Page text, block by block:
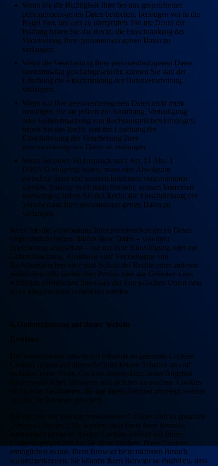
Wenn Sie die Richtigkeit Ihrer bei uns gespeicherten
personenbezogenen Daten bestreiten, benötigen wir in der
Regel Zeit, um dies zu überprüfen. Für die Dauer der
Prüfung haben Sie das Recht, die Einschränkung der
Verarbeitung Ihrer personenbezogenen Daten zu
verlangen.
Wenn die Verarbeitung Ihrer personenbezogenen Daten
unrechtmäßig geschah/geschieht, können Sie statt der
Löschung die Einschränkung der Datenverarbeitung
verlangen.
Wenn wir Ihre personenbezogenen Daten nicht mehr
benötigen, Sie sie jedoch zur Ausübung, Verteidigung
oder Geltendmachung von Rechtsansprüchen benötigen,
haben Sie das Recht, statt der Löschung die
Einschränkung der Verarbeitung Ihrer
personenbezogenen Daten zu verlangen.
Wenn Sie einen Widerspruch nach Art. 21 Abs. 1
DSGVO eingelegt haben, muss eine Abwägung
zwischen Ihren und unseren Interessen vorgenommen
werden. Solange noch nicht feststeht, wessen Interessen
überwiegen, haben Sie das Recht, die Einschränkung der
Verarbeitung Ihrer personenbezogenen Daten zu
verlangen.
Wenn Sie die Verarbeitung Ihrer personenbezogenen Daten
eingeschränkt haben, dürfen diese Daten – von ihrer
Speicherung abgesehen – nur mit Ihrer Einwilligung oder zur
Geltendmachung, Ausübung oder Verteidigung von
Rechtsansprüchen oder zum Schutz der Rechte einer anderen
natürlichen oder juristischen Person oder aus Gründen eines
wichtigen öffentlichen Interesses der Europäischen Union oder
eines Mitgliedstaats verarbeitet werden.
4. Datenerfassung auf dieser Website
Die Internetseiten verwenden teilweise so genannte Cookies.
Cookies richten auf Ihrem Rechner keinen Schaden an und
enthalten keine Viren. Cookies dienen dazu, unser Angebot
nutzerfreundlicher, effektiver und sicherer zu machen. Cookies
sind kleine Textdateien, die auf Ihrem Rechner abgelegt werden
und die Ihr Browser speichert.
Die meisten der von uns verwendeten Cookies sind so genannte
„Session-Cookies“. Sie werden nach Ende Ihres Besuchs
automatisch gelöscht. Andere Cookies bleiben auf Ihrem
Endgerät gespeichert bis Sie diese löschen. Diese Cookies
ermöglichen es uns, Ihren Browser beim nächsten Besuch
wiederzuerkennen. Sie können Ihren Browser so einstellen, dass